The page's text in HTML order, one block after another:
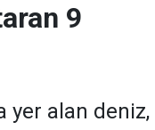
9
yer alan deniz,